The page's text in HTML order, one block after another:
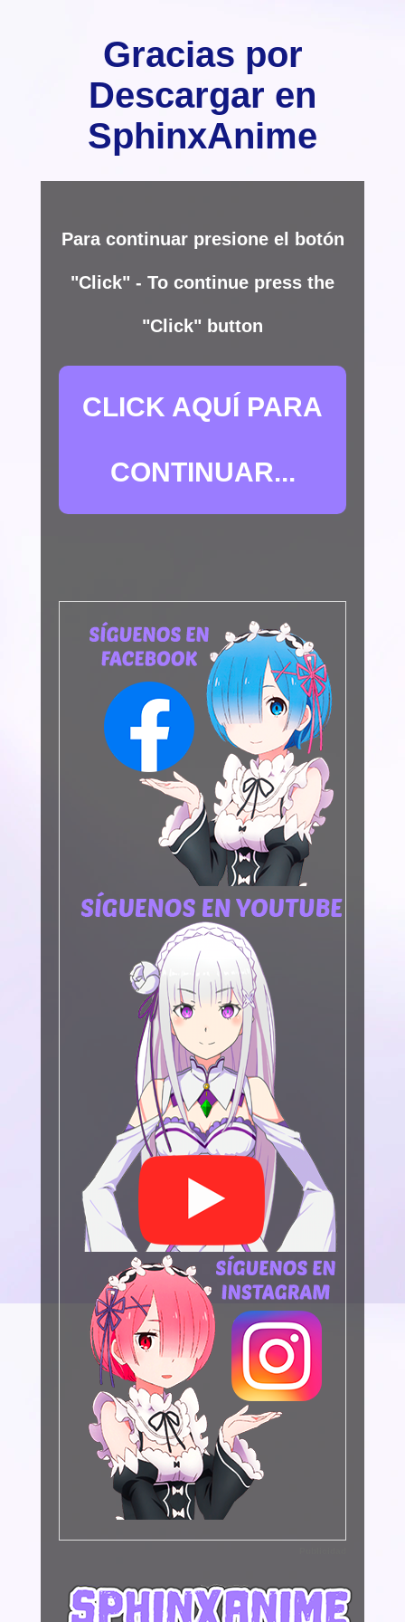
Gracias por
Descargar en
SphinxAnime
Para continuar presione el botón
"Click" - To continue press the
"Click" button
CLICK AQUÍ PARA
CONTINUAR...